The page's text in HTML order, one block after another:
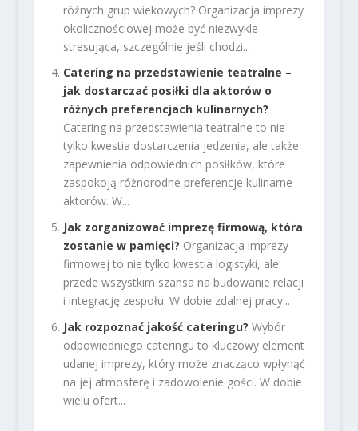
różnych grup wiekowych? Organizacja imprezy
okolicznościowej może być niezwykle
stresująca, szczególnie jeśli chodzi...
Catering na przedstawienie teatralne –
jak dostarczać posiłki dla aktorów o
różnych preferencjach kulinarnych?
Catering na przedstawienia teatralne to nie
tylko kwestia dostarczenia jedzenia, ale także
zapewnienia odpowiednich posiłków, które
zaspokoją różnorodne preferencje kulinarne
aktorów. W...
Jak zorganizować imprezę firmową, która
zostanie w pamięci? Organizacja imprezy
firmowej to nie tylko kwestia logistyki, ale
przede wszystkim szansa na budowanie relacji
i integrację zespołu. W dobie zdalnej pracy...
Jak rozpoznać jakość cateringu? Wybór
odpowiedniego cateringu to kluczowy element
udanej imprezy, który może znacząco wpłynąć
na jej atmosferę i zadowolenie gości. W dobie
wielu ofert...